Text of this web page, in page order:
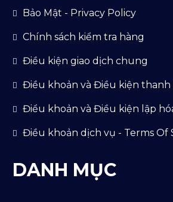
Bảo Mật - Privacy Policy
Chính sách kiểm tra hàng
Điều kiện giao dịch chung
Điều khoản và Điều kiện thanh
Điểu khoản và Điều kiện lập
Điều khoản dịch vụ - Terms Of
DANH MỤC